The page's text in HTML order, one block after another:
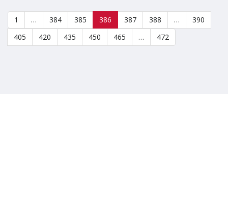
1 … 384 385 386 387 388 …
390
405
420 435 450 465 … 472